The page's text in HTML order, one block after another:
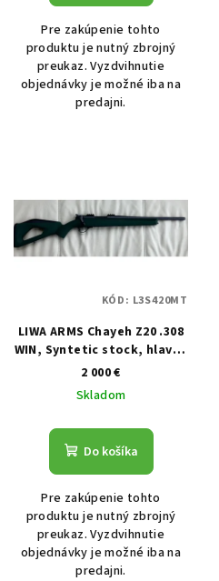
Pre zakúpenie tohto
produktu je nutný zbrojný
preukaz. Vyzdvihnutie
objednávky je možné iba na
predajni.
LIWA ARMS Chayeh Z20 .308
WIN, Syntetic stock, hlaveň
420mm, závit 15x1, Soft
Touch zelená
2 000 €
Skladom
Do košíka
Pre zakúpenie tohto
produktu je nutný zbrojný
preukaz. Vyzdvihnutie
objednávky je možné iba na
predajni.
KÓD: L3S420MT